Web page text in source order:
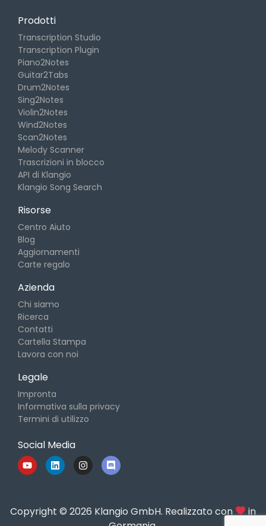
Prodotti
Transcription Studio
Transcription Plugin
Piano2Notes
Guitar2Tabs
Drum2Notes
Sing2Notes
Violin2Notes
Wind2Notes
Scan2Notes
Melody Scanner
Trascrizioni in blocco
API di Klangio
Klangio Song Search
Risorse
Centro Aiuto
Blog
Aggiornamenti
Carte regalo
Azienda
Chi siamo
Ricerca
Contatti
Cartella Stampa
Lavora con noi
Legale
Impronta
Informativa sulla privacy
Termini di utilizzo
Social Media
Copyright © 2026 Klangio GmbH. Realizzato con
in